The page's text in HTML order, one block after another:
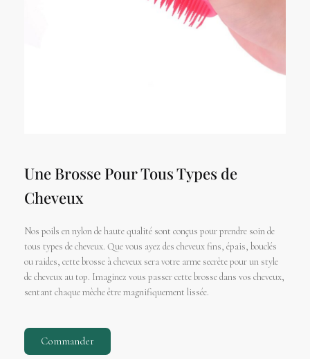
Une Brosse Pour Tous Types de
Cheveux
Nos poils en nylon de haute qualité sont conçus pour prendre soin de
tous types de cheveux. Que vous ayez des cheveux fins, épais, bouclés
ou raides, cette brosse à cheveux sera votre arme secrète pour un style
de cheveux au top. Imaginez vous passer cette brosse dans vos cheveux,
sentant chaque mèche être magnifiquement lissée.
Commander